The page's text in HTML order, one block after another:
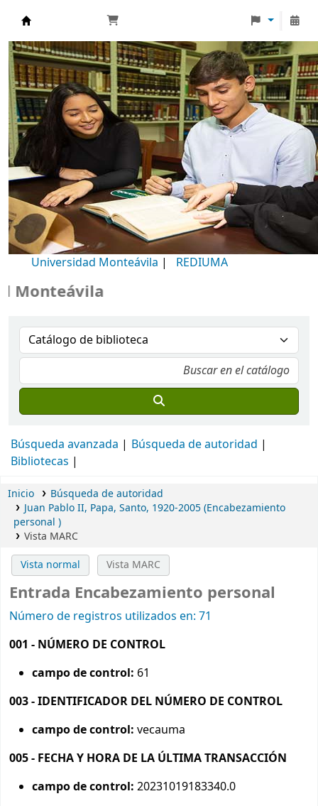
Biblioteca Universidad Monteávila
Universidad Monteávila | REDIUMA
Búsqueda avanzada
Búsqueda de autoridad
Bibliotecas
Inicio
Búsqueda de autoridad
Juan Pablo II, Papa, Santo, 1920-2005 (Encabezamiento
personal )
Vista MARC
Vista normal Vista MARC
Entrada Encabezamiento personal
Número de registros utilizados en: 71
001 - NÚMERO DE CONTROL
campo de control: 61
003 - IDENTIFICADOR DEL NÚMERO DE CONTROL
campo de control: vecauma
005 - FECHA Y HORA DE LA ÚLTIMA TRANSACCIÓN
campo de control: 20231019183340.0